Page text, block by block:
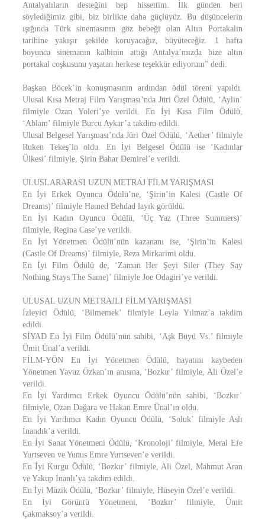
Antalyalıların desteğini hep hissettim. İlk günden beri
söylediğimiz gibi, biz birlikte daha güçlüyüz. Bu düşüncelerin
ışığında Türk sinemasının göz bebeği olan Altın Portakalın
tarihine yakışır şekilde koruyacağız, büyüteceğiz. 1 hafta
boyunca sinemanın kalbinin attığı Antalya’mızda bize altın
portakal coşkusunu yaşatan herkese teşekkür ediyorum” dedi.
Başkan Böcek’in konuşmasının ardından ödül töreni yapıldı.
Ulusal Kısa Metraj Film Yarışması’nda Jüri Özel Ödülü, ‘Aylin’
filmiyle Ozan Yoleri’ye verildi. En İyi Kısa Film Ödülü,
‘Ablam’ filmiyle Burcu Aykar’a takdim edildi.
Ulusal Belgesel Yarışması’nda Jüri Özel Ödülü, ‘Aether’ filmiyle
Ruken Tekeş’in oldu. En İyi Belgesel Ödülü ise ‘Kadınlar
Ülkesi’ filmiyle, Şirin Bahar Demirel’e verildi.
ULUSLARARASI UZUN METRAJ FİLM YARIŞMASI
En İyi Erkek Oyuncu Ödülü’ne, ‘Şirin’in Kalesi (Castle Of
Dreams)’ filmiyle Hamed Behdad layık görüldü.
En İyi Kadın Oyuncu Ödülü, ‘Üç Yaz (Three Summers)’
filmiyle, Regina Case’ye verildi.
En İyi Yönetmen Ödülü’nün kazananı ise, ‘Şirin’in Kalesi
(Castle Of Dreams)’ filmiyle, Reza Mirkarimi oldu.
En İyi Film Ödülü de, ‘Zaman Her Şeyi Siler (They Say
Nothing Stays The Same)’ filmiyle Joe Odagiri’ye verildi.
ULUSAL UZUN METRAJLI FİLM YARIŞMASI
İzleyici Ödülü, ‘Bilmemek’ filmiyle Leyla Yılmaz’a takdim
edildi.
SİYAD En İyi Film Ödülü’nün sahibi, ‘Aşk Büyü Vs.’ filmiyle
Ümit Ünal’a verildi.
FİLM-YÖN En İyi Yönetmen Ödülü, hayatını kaybeden
Yönetmen Yavuz Özkan’ın anısına, ‘Bozkır’ filmiyle, Ali Özel’e
verildi.
En İyi Yardımcı Erkek Oyuncu Ödülü’nün sahibi, ‘Bozkır’
filmiyle, Ozan Dağara ve Hakan Emre Ünal’ın oldu.
En İyi Yardımcı Kadın Oyuncu Ödülü, ‘Soluk’ filmiyle Aslı
İnandık’a verildi.
En İyi Sanat Yönetmeni Ödülü, ‘Kronoloji’ filmiyle, Meral Efe
Yurtseven ve Yunus Emre Yurtseven’e verildi.
En İyi Kurgu Ödülü, ‘Bozkır’ filmiyle, Ali Özel, Mahmut Aran
ve Yakup İnanlı’ya takdim edildi.
En İyi Müzik Ödülü, ‘Bozkır’ filmiyle, Hüseyin Özel’e verildi.
En İyi Görüntü Yönetmeni, ‘Bozkır’ filmiyle, Ümit
Çakmaksoy’a verildi.